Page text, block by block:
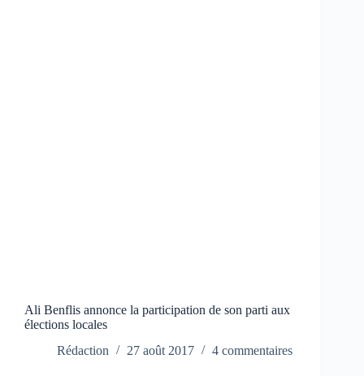
Ali Benflis annonce la participation de son parti aux
élections locales
Rédaction
27 août 2017 4 commentaires